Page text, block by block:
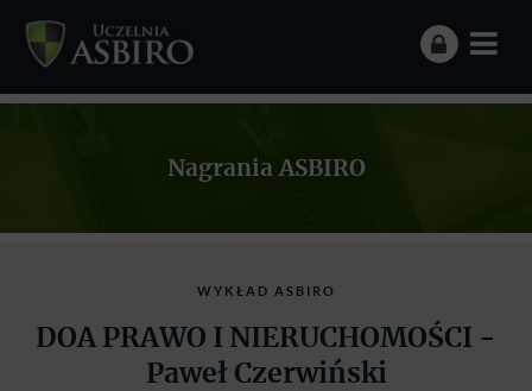
Nagrania ASBIRO
WYKŁAD ASBIRO
DOA PRAWO I NIERUCHOMOŚCI -
Paweł Czerwiński